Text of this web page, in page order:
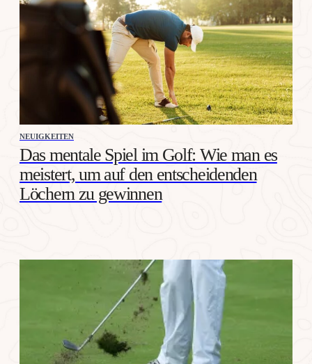
NEUIGKEITEN
Das mentale Spiel im Golf: Wie man es
meistert, um auf den entscheidenden
Löchern zu gewinnen